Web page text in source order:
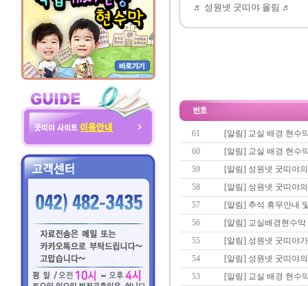
♬ 성원넷 굿띠야 올림 ♬
61
[알림] 교실 배경 현수
60
[알림] 교실 배경 현수
59
[알림] 성원넷 굿띠야
58
[알림] 성원넷 굿띠야
57
[알림] 추석 휴무안내
56
[알림] 교실배경현수
55
[알림] 성원넷 굿띠야
54
[알림] 성원넷 굿띠야
53
[알림] 교실 배경 현수